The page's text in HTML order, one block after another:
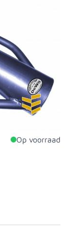
is het
hamer met
paal
paal om
te houden.
het gat
Op voorraad